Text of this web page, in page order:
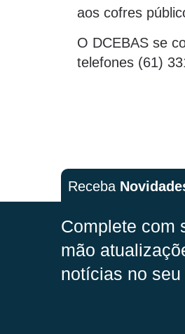
aos cofres
O DCEBAS se
telefones (61)
Receba
Complete com
mão
notícias no